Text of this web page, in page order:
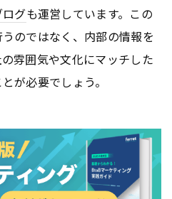
ログも運営しています。この
のではなく、内部の情報を
雰囲気や文化にマッチした
が必要でしょう。